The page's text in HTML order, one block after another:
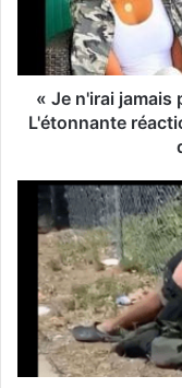
« Je n'irai jamais
L'étonnante